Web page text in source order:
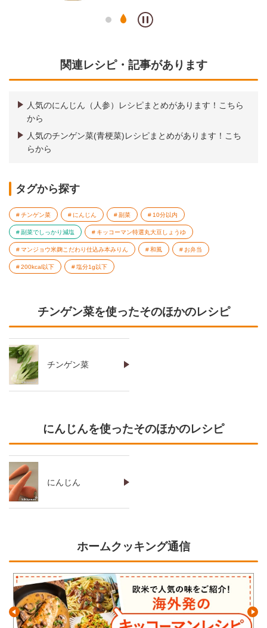
関連レシピ・記事があります
人気のにんじん（人参）レシピまとめがあります！こちら
から
人気のチンゲン菜(青梗菜)レシピまとめがあります！こち
らから
タグから探す
チンゲン菜 にんじん 副菜 10分以内
副菜でしっかり減塩 キッコーマン特選丸大豆しょうゆ
マンジョウ米麹こだわり仕込み本みりん 和風 お弁当
200kcal以下 塩分1g以下
チンゲン菜を使ったそのほかのレシピ
チンゲン菜
にんじんを使ったそのほかのレシピ
にんじん
ホームクッキング通信